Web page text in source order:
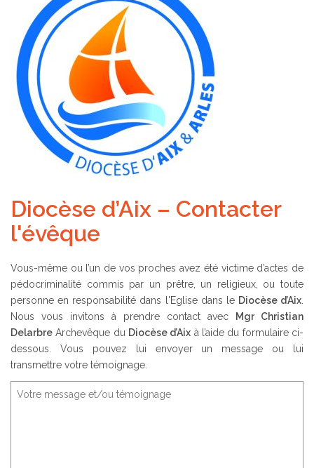
Diocèse d’Aix – Contacter
l'évêque
Vous-même ou l’un de vos proches avez été victime d’actes de
pédocriminalité commis par un prêtre, un religieux, ou toute
personne en responsabilité dans l'Eglise dans le Diocèse d’Aix.
Nous vous invitons à prendre contact avec
Mgr Christian
Delarbre Archevêque du Diocèse d’Aix à l’aide du formulaire ci-
dessous. Vous pouvez lui envoyer un message ou lui
transmettre votre témoignage.